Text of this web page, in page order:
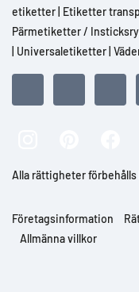
etiketter Etiketter
Pärmetiketter /
Universaletiketter
Alla rättigheter
Företagsinformation
Allmänna villkor